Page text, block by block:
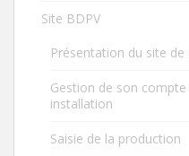
Site BDPV
Présentation du site
Gestion de son
installation
Saisie de la production